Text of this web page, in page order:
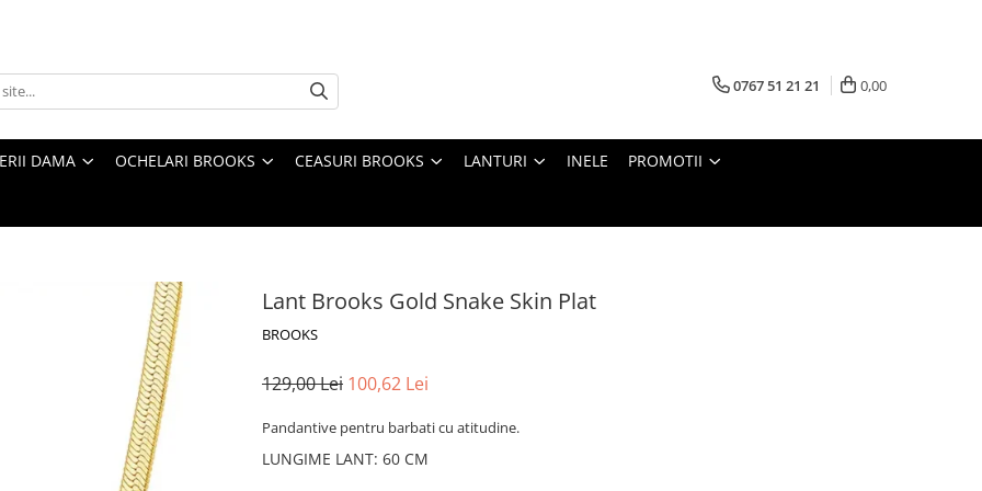
0767 51 21 21 0,00
DAMA OCHELARI BROOKS CEASURI BROOKS LANTURI INELE PROMOTII
Lant Brooks Gold Snake Skin Plat
BROOKS
129,00 Lei 100,62 Lei
Pandantive pentru barbati cu atitudine.
LUNGIME LANT: 60 CM